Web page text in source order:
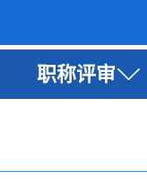
职称评审